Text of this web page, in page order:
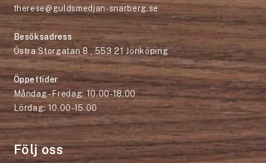
therese@guldsmedjan-snarberg.se
Besöksadress
Östra Storgatan 8 , 553 21 Jönköping
Öppettider
Måndag - Fredag: 10.00-18.00
Lördag: 10.00-15.00
Följ oss